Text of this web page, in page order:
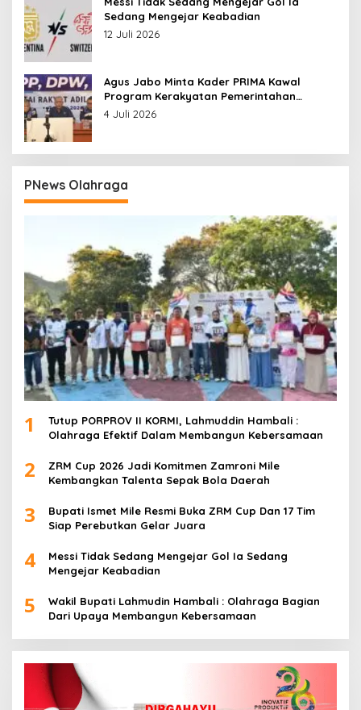
Sedang Mengejar Keabadian
12 Juli 2026
Agus Jabo Minta Kader PRIMA Kawal
Program Kerakyatan Pemerintahan
Prabowo
4 Juli 2026
PNews Olahraga
1
Tutup PORPROV II KORMI, Lahmuddin Hambali :
Olahraga Efektif Dalam Membangun Kebersamaan
2
ZRM Cup 2026 Jadi Komitmen Zamroni Mile
Kembangkan Talenta Sepak Bola Daerah
3
Bupati Ismet Mile Resmi Buka ZRM Cup Dan 17 Tim
Siap Perebutkan Gelar Juara
4
Messi Tidak Sedang Mengejar Gol Ia Sedang
Mengejar Keabadian
5
Wakil Bupati Lahmudin Hambali : Olahraga Bagian
Dari Upaya Membangun Kebersamaan